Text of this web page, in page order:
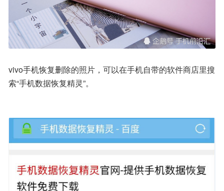
vivo手机恢复删除的照片，可以在手机自带的软件商店里搜
索“手机数据恢复精灵”。